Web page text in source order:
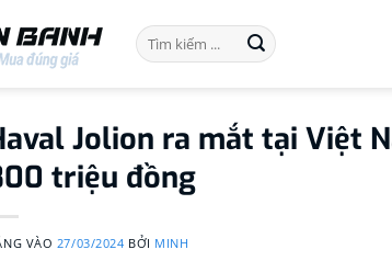
Tìm
kiếm:
Jolion ra mắt tại Việt
triệu đồng
VÀO 27/03/2024 BỞI MINH